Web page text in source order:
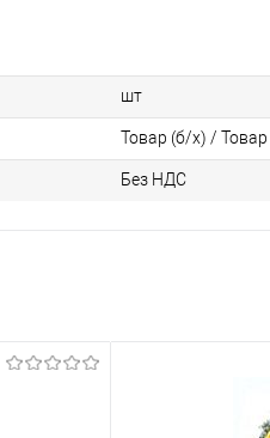
шт
Товар (б/х) / Товар
Без НДС